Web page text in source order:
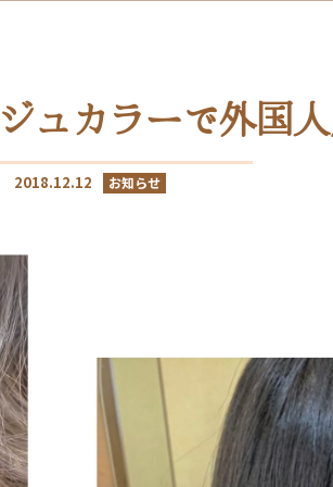
ュカラーで外国
2018.12.12 お知らせ